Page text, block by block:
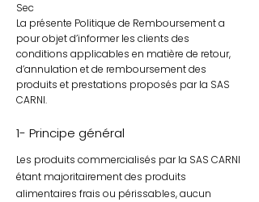
Sec
La présente Politique de Remboursement a
pour objet d’informer les clients des
conditions applicables en matière de retour,
d’annulation et de remboursement des
produits et prestations proposés par la SAS
CARNI.
1- Principe général
Les produits commercialisés par la SAS CARNI
étant majoritairement des produits
alimentaires frais ou périssables, aucun